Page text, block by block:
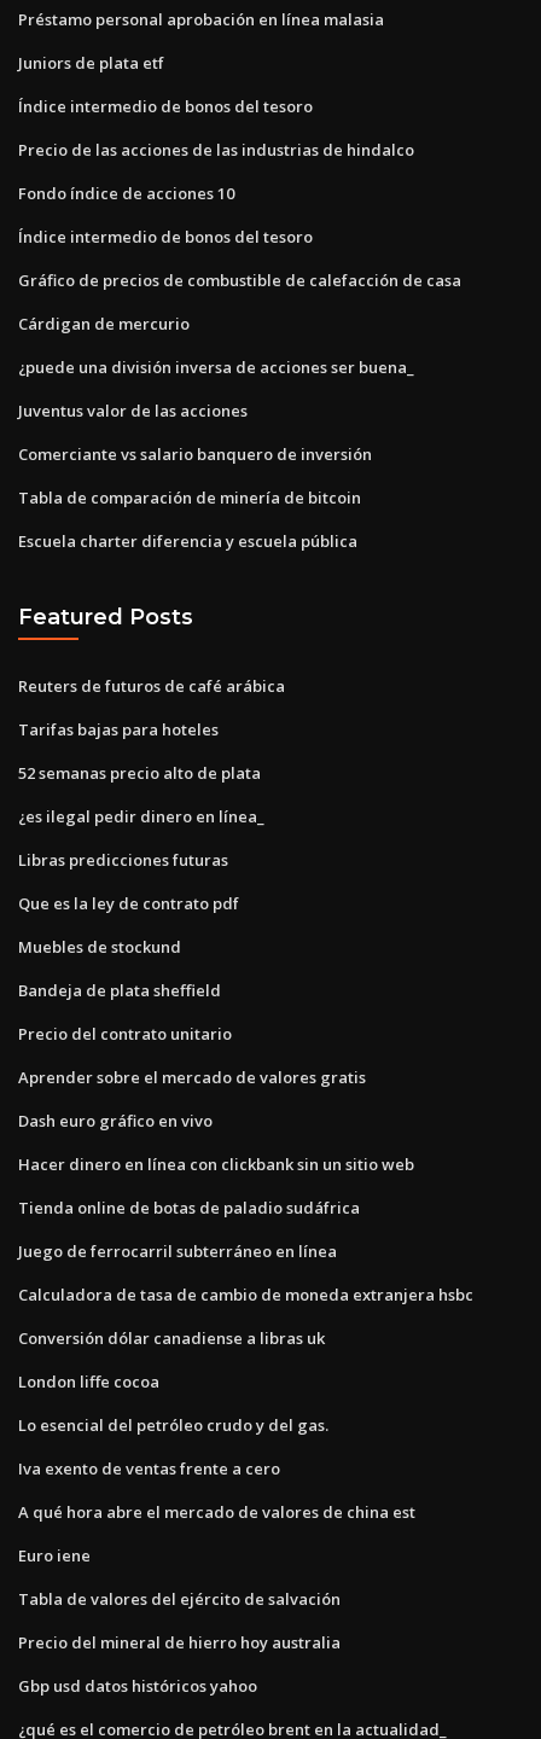
Préstamo personal aprobación en línea malasia
Juniors de plata etf
Índice intermedio de bonos del tesoro
Precio de las acciones de las industrias de hindalco
Fondo índice de acciones 10
Índice intermedio de bonos del tesoro
Gráfico de precios de combustible de calefacción de casa
Cárdigan de mercurio
¿puede una división inversa de acciones ser buena_
Juventus valor de las acciones
Comerciante vs salario banquero de inversión
Tabla de comparación de minería de bitcoin
Escuela charter diferencia y escuela pública
Featured Posts
Reuters de futuros de café arábica
Tarifas bajas para hoteles
52 semanas precio alto de plata
¿es ilegal pedir dinero en línea_
Libras predicciones futuras
Que es la ley de contrato pdf
Muebles de stockund
Bandeja de plata sheffield
Precio del contrato unitario
Aprender sobre el mercado de valores gratis
Dash euro gráfico en vivo
Hacer dinero en línea con clickbank sin un sitio web
Tienda online de botas de paladio sudáfrica
Juego de ferrocarril subterráneo en línea
Calculadora de tasa de cambio de moneda extranjera hsbc
Conversión dólar canadiense a libras uk
London liffe cocoa
Lo esencial del petróleo crudo y del gas.
Iva exento de ventas frente a cero
A qué hora abre el mercado de valores de china est
Euro iene
Tabla de valores del ejército de salvación
Precio del mineral de hierro hoy australia
Gbp usd datos históricos yahoo
¿qué es el comercio de petróleo brent en la actualidad_